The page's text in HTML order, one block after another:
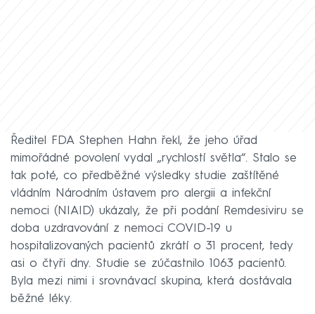
Ředitel FDA Stephen Hahn řekl, že jeho úřad
mimořádné povolení vydal „rychlostí světla“. Stalo se
tak poté, co předběžné výsledky studie zaštítěné
vládním Národním ústavem pro alergii a infekční
nemoci (NIAID) ukázaly, že při podání Remdesiviru se
doba uzdravování z nemoci COVID-19 u
hospitalizovaných pacientů zkrátí o 31 procent, tedy
asi o čtyři dny. Studie se zúčastnilo 1063 pacientů.
Byla mezi nimi i srovnávací skupina, která dostávala
běžné léky.